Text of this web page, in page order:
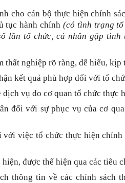
cho cán bộ thực hiện chính
tục hành chính (có tình trạng tổ
lần tổ chức, cá nhân gặp tình
thất nghiệp rõ ràng, dễ hiểu, kịp
kết quả phù hợp đối với tổ
vụ do cơ quan tổ chức thực
đối với sự phục vụ của cơ
việc tổ chức thực hiện chính
được thể hiện qua các tiêu
thông tin về các chính sách